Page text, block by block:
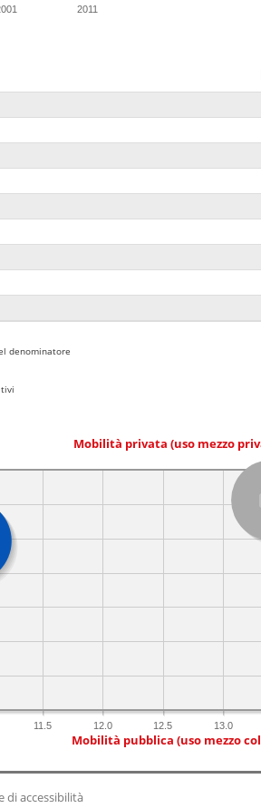
2011
denominatore
Mobilità privata (uso mezzo
11.5 12.0 12.5 13.0
Mobilità pubblica (uso mezzo
di accessibilità